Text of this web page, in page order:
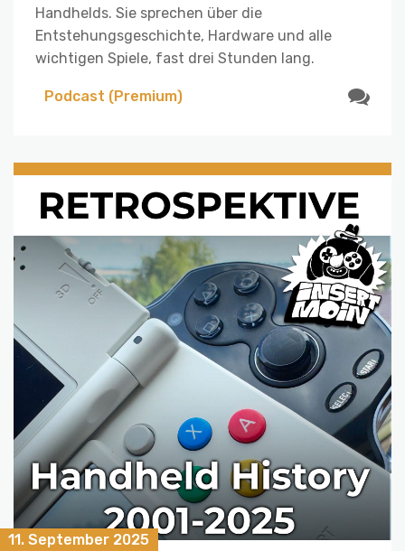
Handhelds. Sie sprechen über die
Entstehungsgeschichte, Hardware und alle
wichtigen Spiele, fast drei Stunden lang.
Podcast (Premium)
11. September 2025